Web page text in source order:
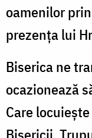
oamenilor
prezenţa lui
Biserica ne
ocazionează
Care